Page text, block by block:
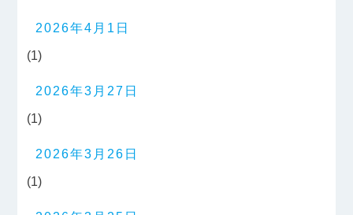
2026年4月1日
(1)
2026年3月27日
(1)
2026年3月26日
(1)